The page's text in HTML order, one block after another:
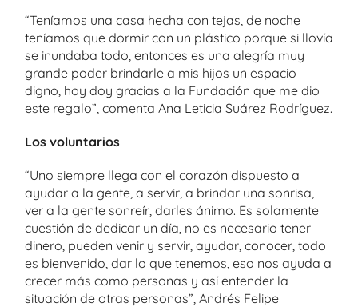
“Teníamos una casa hecha con tejas, de noche
teníamos que dormir con un plástico porque si llovía
se inundaba todo, entonces es una alegría muy
grande poder brindarle a mis hijos un espacio
digno, hoy doy gracias a la Fundación que me dio
este regalo”, comenta Ana Leticia Suárez Rodríguez.
Los voluntarios
“Uno siempre llega con el corazón dispuesto a
ayudar a la gente, a servir, a brindar una sonrisa,
ver a la gente sonreír, darles ánimo. Es solamente
cuestión de dedicar un día, no es necesario tener
dinero, pueden venir y servir, ayudar, conocer, todo
es bienvenido, dar lo que tenemos, eso nos ayuda a
crecer más como personas y así entender la
situación de otras personas”, Andrés Felipe